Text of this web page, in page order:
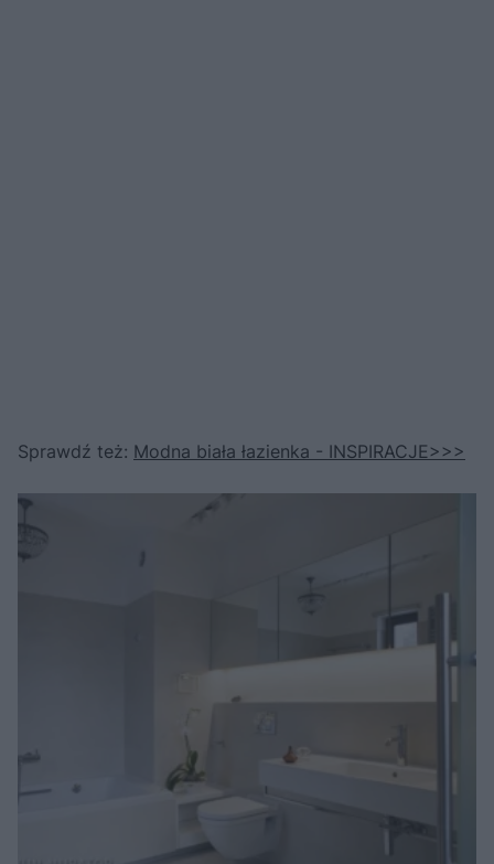
Sprawdź też: Modna biała łazienka - INSPIRACJE>>>